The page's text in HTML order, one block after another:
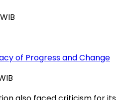
of Progress and Change